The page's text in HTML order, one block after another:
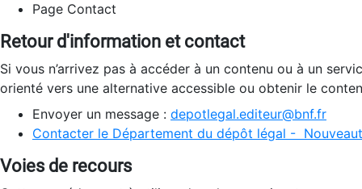
Page Contact
Retour d'information et contact
Si vous n’arrivez pas à accéder à un contenu ou à un
orienté vers une alternative accessible ou obtenir le
Envoyer un message : depotlegal.editeur@bnf.fr
Contacter le Département du dépôt légal -
Voies de recours